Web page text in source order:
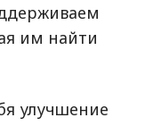
им найти
улучшение